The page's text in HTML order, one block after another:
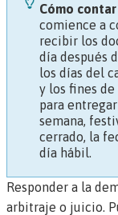
Cómo
comience a
recibir los
día después
los días del
y los fines
para
semana,
cerrado, la
día hábil.
Responder a la
arbitraje o juicio.